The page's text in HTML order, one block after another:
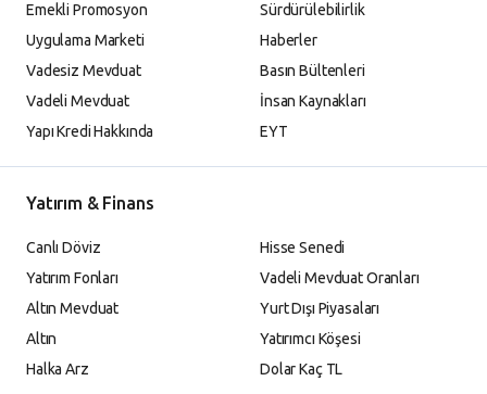
Emekli Promosyon
Uygulama Marketi
Vadesiz Mevduat
Vadeli Mevduat
Yapı Kredi Hakkında
Sürdürülebilirlik
Haberler
Basın Bültenleri
İnsan Kaynakları
EYT
Yatırım & Finans
Canlı Döviz
Yatırım Fonları
Altın Mevduat
Altın
Halka Arz
Hisse Senedi
Vadeli Mevduat Oranları
Yurt Dışı Piyasaları
Yatırımcı Köşesi
Dolar Kaç TL